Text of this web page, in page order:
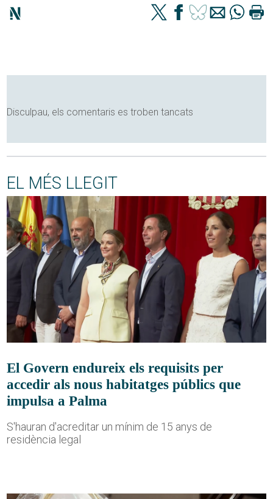
Disculpau, els comentaris es troben tancats
EL MÉS LLEGIT
El Govern endureix els requisits per
accedir als nous habitatges públics que
impulsa a Palma
S'hauran d'acreditar un mínim de 15 anys de
residència legal